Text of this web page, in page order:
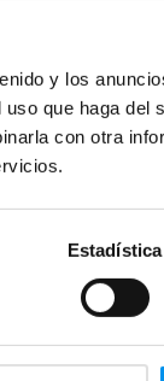
y los
que haga del
con otra
Estadística
la aparición y
para mantener el
o un
plato de ducha
que para